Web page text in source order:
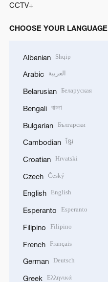
CCTV+
CHOOSE YOUR LANGUAGE
Albanian Shqip
Arabic العربية
Belarusian Беларуская
Bengali বাংলা
Bulgarian Български
Cambodian ខ្មែរ
Croatian Hrvatski
Czech Český
English English
Esperanto Esperanto
Filipino Filipino
French Français
German Deutsch
Greek Ελληνικά